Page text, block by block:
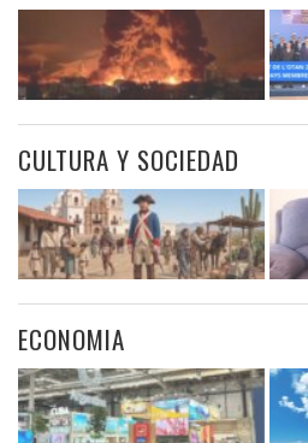
CULTURA Y SOCIEDAD
ECONOMIA